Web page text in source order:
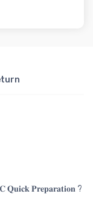
𝐒𝐒𝐂 𝐐𝐮𝐢𝐜𝐤 𝐏𝐫𝐞𝐩𝐚𝐫𝐚𝐭𝐢𝐨𝐧 ?